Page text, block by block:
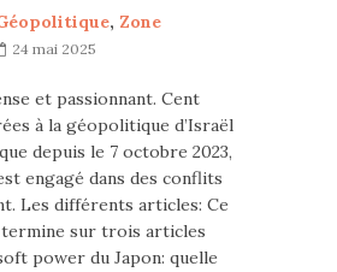
, Zone
24 mai 2025
et passionnant. Cent
à la géopolitique d’Israël
depuis le 7 octobre 2023,
engagé dans des conflits
Les différents articles: Ce
termine sur trois articles
power du Japon: quelle